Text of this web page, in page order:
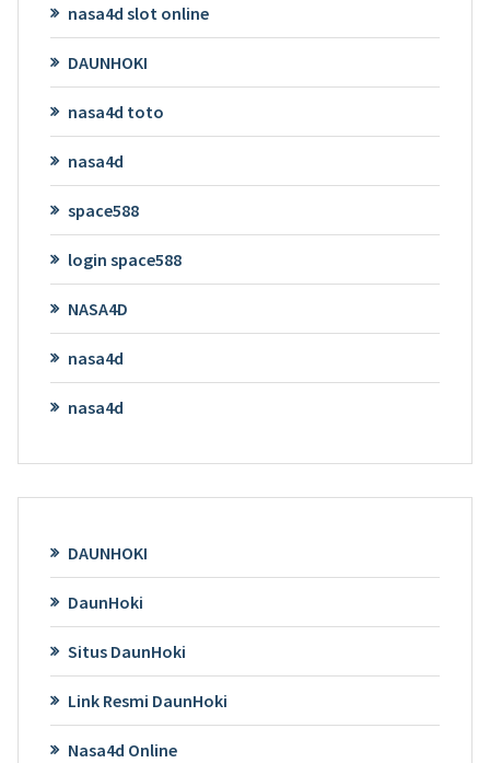
nasa4d slot online
DAUNHOKI
nasa4d toto
nasa4d
space588
login space588
NASA4D
nasa4d
nasa4d
DAUNHOKI
DaunHoki
Situs DaunHoki
Link Resmi DaunHoki
Nasa4d Online